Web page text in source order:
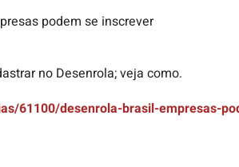
podem se inscrever
no Desenrola; veja como.
61100/desenrola-brasil-empresas-